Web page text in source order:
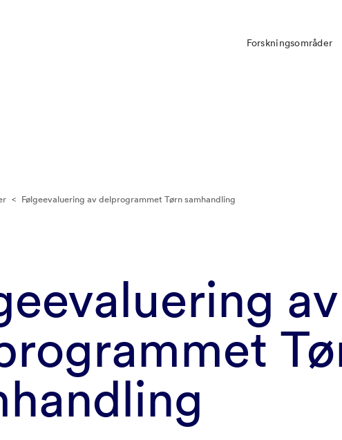
Forskningsområder
< Følgeevaluering av delprogrammet Tørn samhandling
av